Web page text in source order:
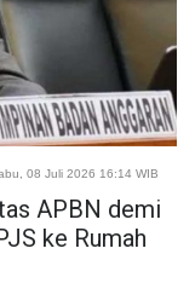
08 Juli 2026 16:14 WIB
APBN demi
ke Rumah